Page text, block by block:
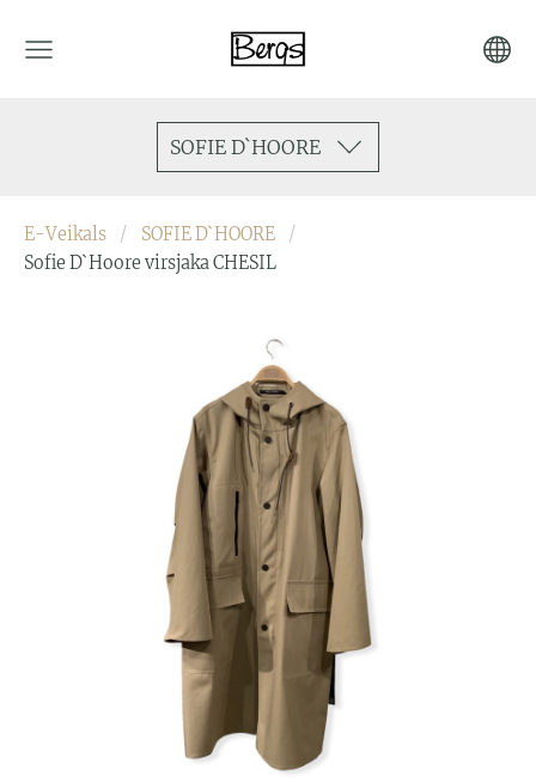
SOFIE D`HOORE
E-Veikals
SOFIE D`HOORE
Sofie D`Hoore virsjaka CHESIL